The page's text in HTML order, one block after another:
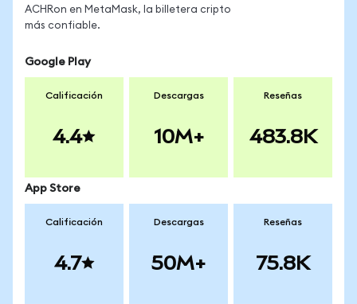
ACHRon en MetaMask, la billetera cripto
más confiable.
Google Play
Calificación
4.4
Descargas
10M+
Reseñas
483.8K
App Store
Calificación
4.7
Descargas
50M+
Reseñas
75.8K